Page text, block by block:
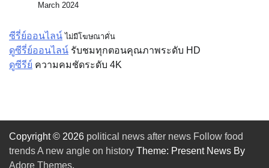
March 2024
ซีรี่ย์ออนไลน์ ไม่มีโฆษณาคั่น
ดูซีรี่ย์ออนไลน์ รับชมทุกตอนคุณภาพระดับ HD
ดูซีรีย์ ความคมชัดระดับ 4K
Copyright © 2026 political news after news Follow food
trends A new angle on history Theme: Present News By
Adore Themes.